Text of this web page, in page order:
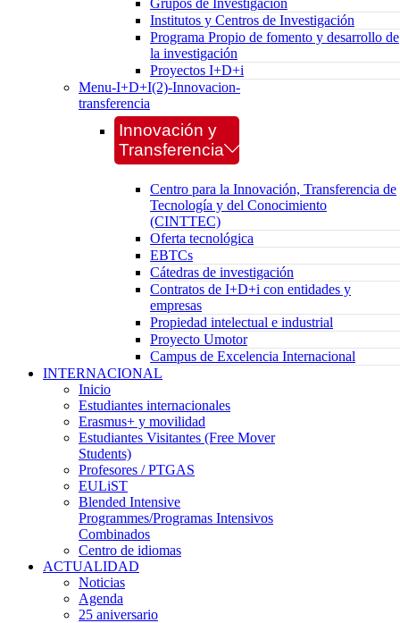
Grupos de Investigación
Institutos y Centros de Investigación
Programa Propio de fomento y desarrollo de
la investigación
Proyectos I+D+i
Menu-I+D+I(2)-Innovacion-
transferencia
Innovación y
Transferencia
Centro para la Innovación, Transferencia de
Tecnología y del Conocimiento
(CINTTEC)
Oferta tecnológica
EBTCs
Cátedras de investigación
Contratos de I+D+i con entidades y
empresas
Propiedad intelectual e industrial
Proyecto Umotor
Campus de Excelencia Internacional
INTERNACIONAL
Inicio
Estudiantes internacionales
Erasmus+ y movilidad
Estudiantes Visitantes (Free Mover
Students)
Profesores / PTGAS
EULiST
Blended Intensive
Programmes/Programas Intensivos
Combinados
Centro de idiomas
ACTUALIDAD
Noticias
Agenda
25 aniversario